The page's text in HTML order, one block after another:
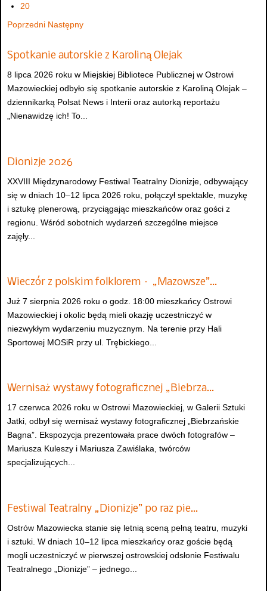
20
Poprzedni Następny
Spotkanie autorskie z Karoliną Olejak
8 lipca 2026 roku w Miejskiej Bibliotece Publicznej w Ostrowi
Mazowieckiej odbyło się spotkanie autorskie z Karoliną Olejak –
dziennikarką Polsat News i Interii oraz autorką reportażu
„Nienawidzę ich! To...
Dionizje 2026
XXVIII Międzynarodowy Festiwal Teatralny Dionizje, odbywający
się w dniach 10–12 lipca 2026 roku, połączył spektakle, muzykę
i sztukę plenerową, przyciągając mieszkańców oraz gości z
regionu. Wśród sobotnich wydarzeń szczególne miejsce
zajęły...
Wieczór z polskim folklorem – „Mazowsze”…
Już 7 sierpnia 2026 roku o godz. 18:00 mieszkańcy Ostrowi
Mazowieckiej i okolic będą mieli okazję uczestniczyć w
niezwykłym wydarzeniu muzycznym. Na terenie przy Hali
Sportowej MOSiR przy ul. Trębickiego...
Wernisaż wystawy fotograficznej „Biebrza…
17 czerwca 2026 roku w Ostrowi Mazowieckiej, w Galerii Sztuki
Jatki, odbył się wernisaż wystawy fotograficznej „Biebrzańskie
Bagna”. Ekspozycja prezentowała prace dwóch fotografów –
Mariusza Kuleszy i Mariusza Zawiślaka, twórców
specjalizujących...
Festiwal Teatralny „Dionizje” po raz pie…
Ostrów Mazowiecka stanie się letnią sceną pełną teatru, muzyki
i sztuki. W dniach 10–12 lipca mieszkańcy oraz goście będą
mogli uczestniczyć w pierwszej ostrowskiej odsłonie Festiwalu
Teatralnego „Dionizje” – jednego...